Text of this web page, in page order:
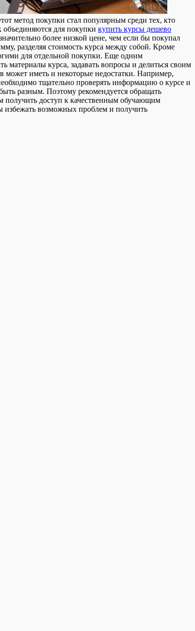
метод покупки стал популярным среди тех, кто
объединяются для покупки купить курсы дешево
более низкой цене, чем если бы покупал
разделяя стоимость курса между собой. Кроме
для отдельной покупки. Еще одним
курса, задавать вопросы и делиться своим
может иметь и некоторые недостатки. Например,
тщательно проверять информацию о курсе и
разным. Поэтому рекомендуется обращать
получить доступ к качественным обучающим
избежать возможных проблем и получить